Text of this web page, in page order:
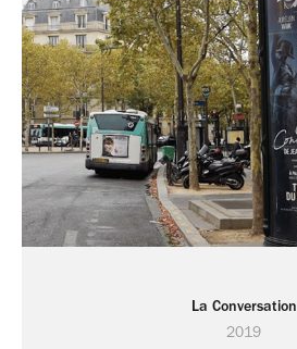
La Conversation
2019